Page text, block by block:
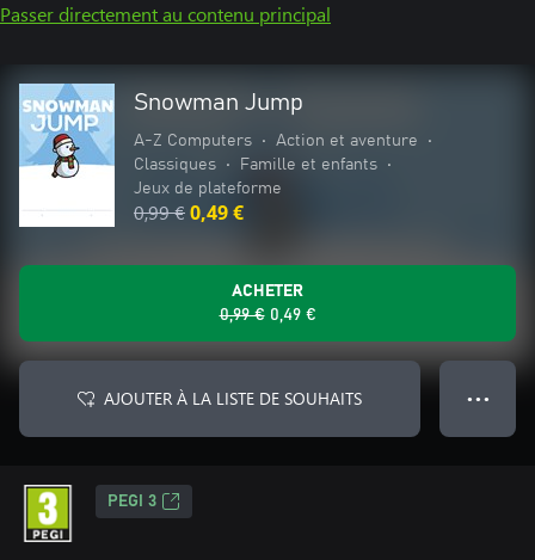
Passer directement au contenu principal
Snowman Jump
A-Z Computers • Action et aventure
•
Classiques
• Famille et enfants
•
Jeux de plateforme
0,99 €0,49 €
ACHETER
0,99 € 0,49 €
AJOUTER À LA LISTE DE SOUHAITS ● ● ●
PEGI 3